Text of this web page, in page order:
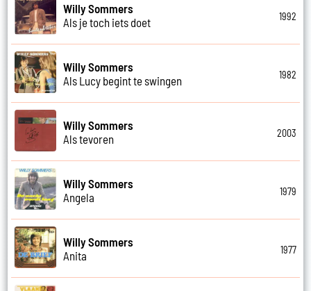
Willy Sommers
Als je toch iets doet
1992
Willy Sommers
Als Lucy begint te swingen
1982
Willy Sommers
Als tevoren
2003
Willy Sommers
Angela
1979
Willy Sommers
Anita
1977